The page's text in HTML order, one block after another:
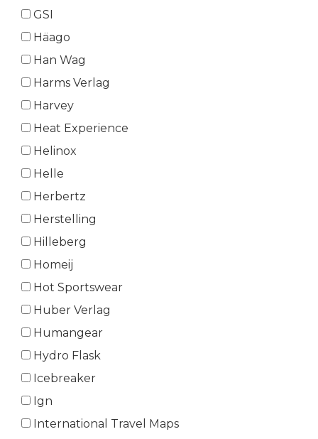
GSI
Häago
Han Wag
Harms Verlag
Harvey
Heat Experience
Helinox
Helle
Herbertz
Herstelling
Hilleberg
Homeij
Hot Sportswear
Huber Verlag
Humangear
Hydro Flask
Icebreaker
Ign
International Travel Maps